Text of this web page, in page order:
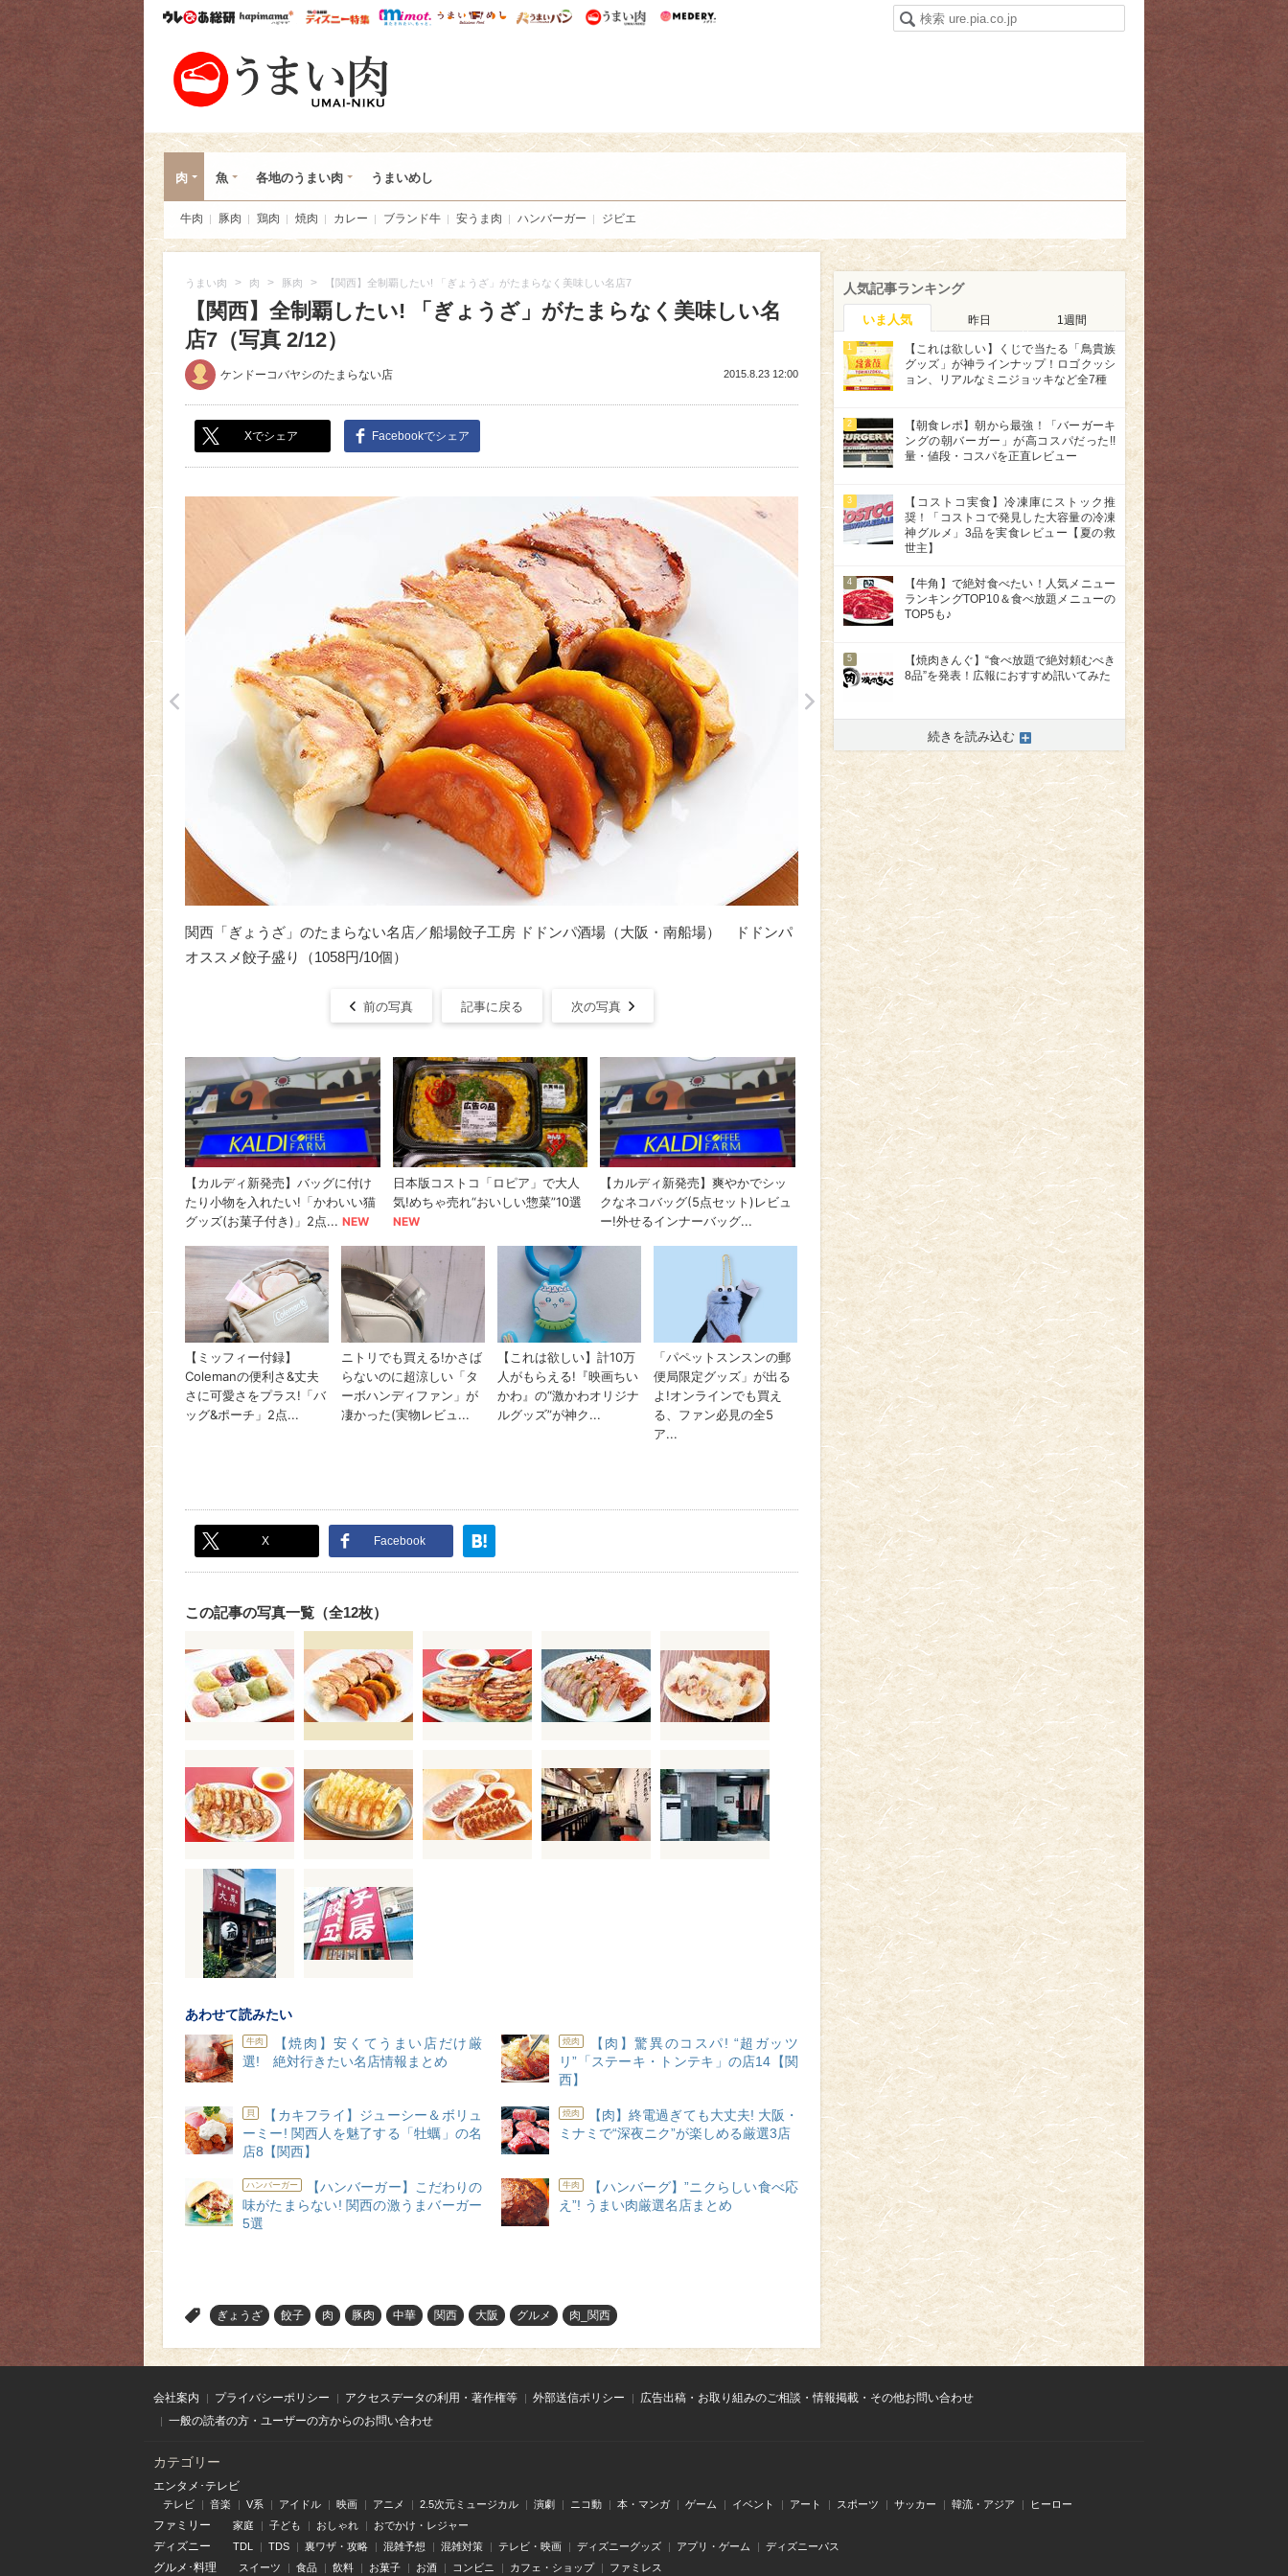
ウレぴあ総研ハピママ* ウレぴあ総研 ディズニー特集
mimot. うまいめし うまいパン うまい肉
肉 魚 各地のうまい肉 うまいめし
牛肉 豚肉 鶏肉 焼肉 カレー ブランド牛 安うま肉 ハンバーガー ジビエ
うまい肉 > 肉 > 豚肉 > 【関西】全制覇したい! 「ぎょうざ」がたまらなく美味しい名店7
【関西】全制覇したい! 「ぎょうざ」がたまらなく美味しい名
店7（写真 2/12）
ケンドーコバヤシのたまらない店 2015.8.23 12:00
Xでシェア Facebookでシェア
関西「ぎょうざ」のたまらない名店／船場餃子工房 ドドンパ酒場（大阪・南船場） ドドンパ
オススメ餃子盛り（1058円/10個）
前の写真 記事に戻る 次の写真
X Facebook
この記事の写真一覧（全12枚）
あわせて読みたい
牛肉
【焼肉】安くてうまい店だけ厳
選! 絶対行きたい名店情報まとめ
焼肉
【肉】驚異のコスパ! “超ガッツ
リ”「ステーキ・トンテキ」の店14【関
西】
貝
【カキフライ】ジューシー＆ボリュ
ーミー! 関西人を魅了する「牡蠣」の名
店8【関西】
焼肉
【肉】終電過ぎても大丈夫! 大阪・
ミナミで“深夜ニク”が楽しめる厳選3店
ハンバーガー
【ハンバーガー】こだわりの
味がたまらない! 関西の激うまバーガー
5選
牛肉
【ハンバーグ】”ニクらしい食べ応
え”! うまい肉厳選名店まとめ
ぎょうざ 餃子 肉 豚肉 中華 関西 大阪 グルメ 肉_関西
人気記事ランキング
いま人気 昨日 1週間
1
【これは欲しい】くじで当たる「鳥貴族
グッズ」が神ラインナップ！ロゴクッシ
ョン、リアルなミニジョッキなど全7種
2
【朝食レポ】朝から最強！「バーガーキ
ングの朝バーガー」が高コスパだった!!
量・値段・コスパを正直レビュー
3
【コストコ実食】冷凍庫にストック推
奨！「コストコで発見した大容量の冷凍
神グルメ」3品を実食レビュー【夏の救
世主】
4
【牛角】で絶対食べたい！人気メニュー
ランキングTOP10＆食べ放題メニューの
TOP5も♪
5
【焼肉きんぐ】“食べ放題で絶対頼むべき
8品”を発表！広報におすすめ訊いてみた
続きを読み込む
会社案内 プライバシーポリシー アクセスデータの利用・著作権等 外部送信ポリシー
広告出稿・お取り組みのご相談・情報掲載・その他お問い合わせ
一般の読者の方・ユーザーの方からのお問い合わせ
カテゴリー
エンタメ･テレビ
テレビ 音楽 V系 アイドル 映画 アニメ 2.5次元ミュージカル 演劇 ニコ動 本・マンガ ゲーム イベント アート スポーツ サッカー 韓流・アジア ヒーロー
ファミリー 家庭 子ども おしゃれ おでかけ・レジャー
ディズニー TDL TDS 裏ワザ・攻略 混雑予想 混雑対策 テレビ・映画 ディズニーグッズ アプリ・ゲーム ディズニーパス
グルメ･料理 スイーツ 食品 飲料 お菓子 お酒 コンビニ カフェ・ショップ ファミレス